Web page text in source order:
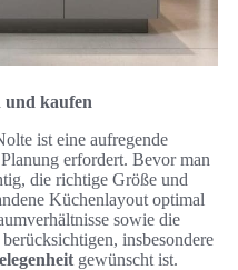
und kaufen
ist eine aufregende
erfordert. Bevor man
die richtige Größe und
Küchenlayout optimal
sowie die
insbesondere
gewünscht ist.